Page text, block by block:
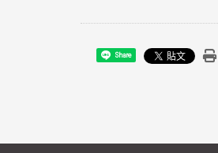
Share